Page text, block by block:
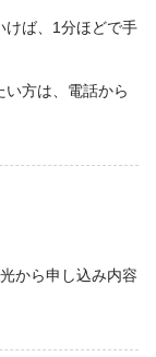
けば、1分ほどで手
い方は、電話から
から申し込み内容